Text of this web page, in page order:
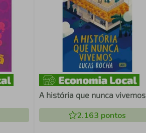
A história que nunca vivemos
2.163 pontos